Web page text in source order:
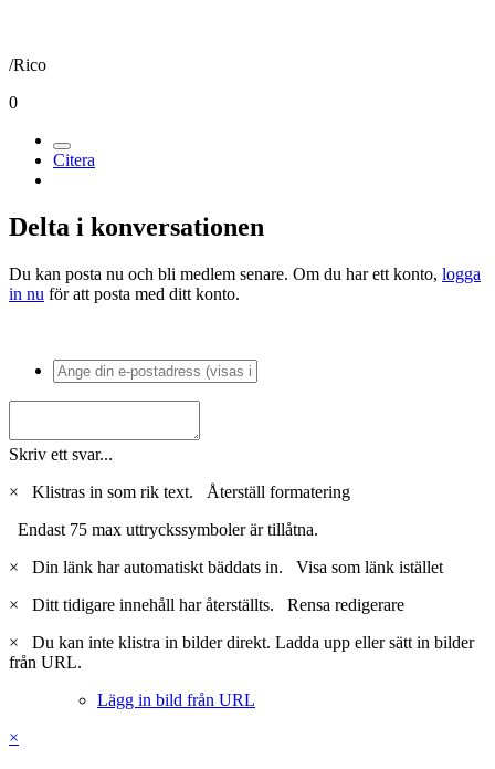
/Rico
0
Citera
Delta i konversationen
Du kan posta nu och bli medlem senare. Om du har ett konto, logga
in nu för att posta med ditt konto.
Skriv ett svar...
×
Klistras in som rik text. Återställ formatering
Endast 75 max uttryckssymboler är tillåtna.
×
Din länk har automatiskt bäddats in. Visa som länk istället
×
Ditt tidigare innehåll har återställts. Rensa redigerare
×
Du kan inte klistra in bilder direkt. Ladda upp eller sätt in bilder
från URL.
Lägg in bild från URL
×